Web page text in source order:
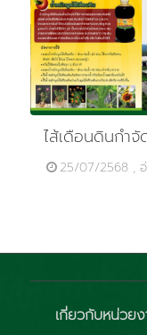
ไส้เดือนดินกำ
25/07/2568 ,
เกี่ยวกับหน่วย